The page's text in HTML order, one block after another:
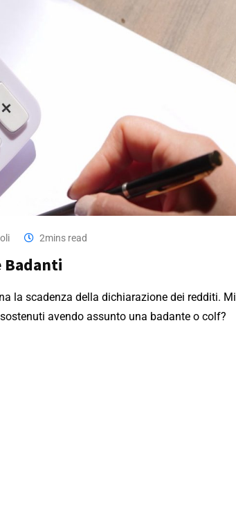
2mins read
Badanti
la scadenza della dichiarazione dei redditi. Mi
avendo assunto una badante o colf?